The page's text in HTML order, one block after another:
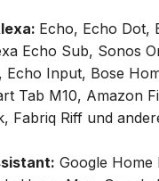
Echo, Echo Dot,
Echo Sub, Sonos
Echo Input, Bose
Tab M10, Amazon
Fabriq Riff und
Google Home